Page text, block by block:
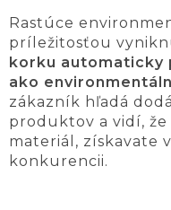
Rastúce
príležitosťou
korku automaticky
ako
zákazník hľadá
produktov a vidí,
materiál, získavate
konkurencii.